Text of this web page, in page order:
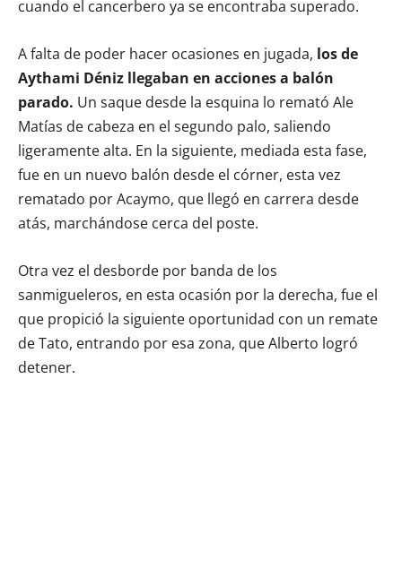
cuando el cancerbero ya se encontraba superado.
A falta de poder hacer ocasiones en jugada, los de
Aythami Déniz llegaban en acciones a balón
parado. Un saque desde la esquina lo remató Ale
Matías de cabeza en el segundo palo, saliendo
ligeramente alta. En la siguiente, mediada esta fase,
fue en un nuevo balón desde el córner, esta vez
rematado por Acaymo, que llegó en carrera desde
atás, marchándose cerca del poste.
Otra vez el desborde por banda de los
sanmigueleros, en esta ocasión por la derecha, fue el
que propició la siguiente oportunidad con un remate
de Tato, entrando por esa zona, que Alberto logró
detener.